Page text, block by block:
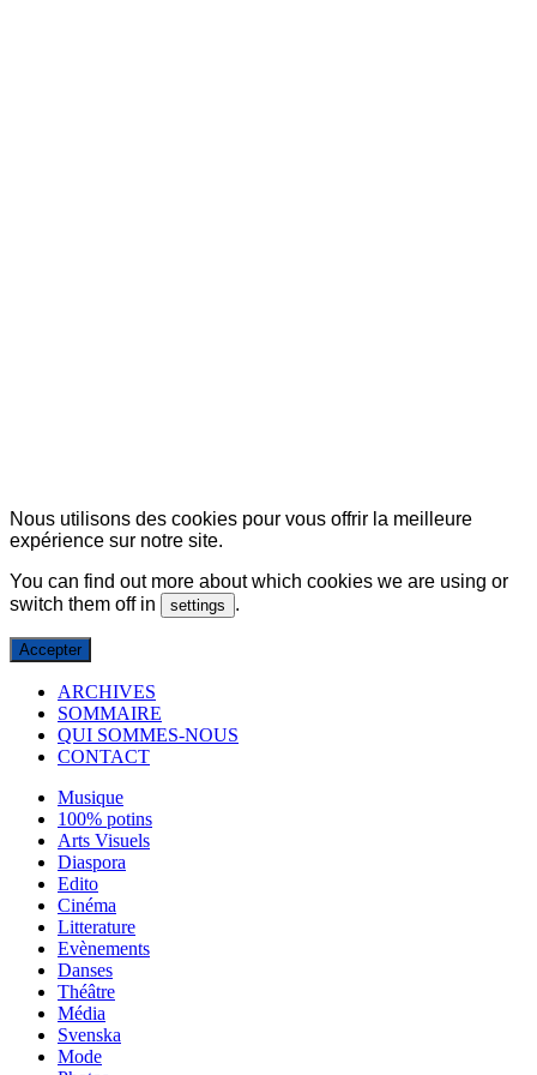
Nous utilisons des cookies pour vous offrir la meilleure
expérience sur notre site.
You can find out more about which cookies we are using or
switch them off in
settings .
Accepter
ARCHIVES
SOMMAIRE
QUI SOMMES-NOUS
CONTACT
Musique
100% potins
Arts Visuels
Diaspora
Edito
Cinéma
Litterature
Evènements
Danses
Théâtre
Média
Svenska
Mode